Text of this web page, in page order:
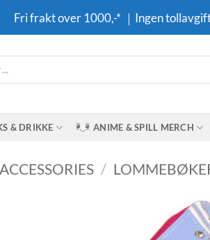
Fri frakt over 1000,-* ｜Ingen
& DRIKKE ANIME & SPILL MERCH
ACCESSORIES /